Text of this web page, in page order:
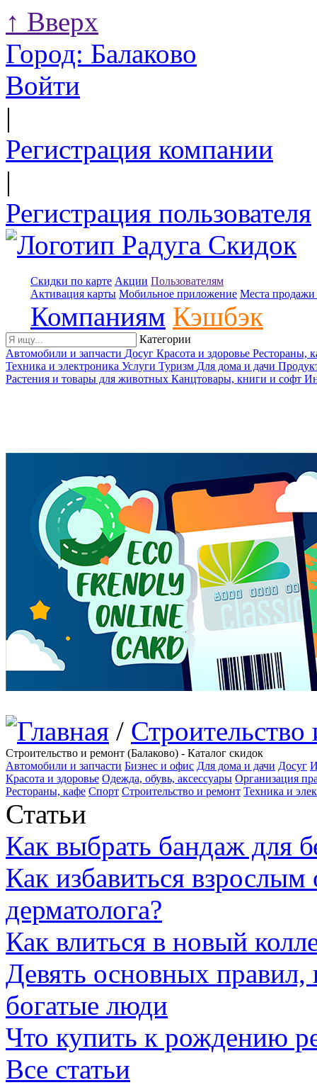
↑ Вверх
Город: Балаково
Войти
|
Регистрация компании
|
Регистрация пользователя
Скидки по карте Акции Пользователям
Активация карты Мобильное приложение Места продажи
Компаниям Кэшбэк
Категории
Автомобили и запчасти Досуг Красота и здоровье Рестораны,
Техника и электроника Услуги Туризм Для дома и дачи
Растения и товары для животных Канцтовары, книги и софт
/
Строительство и ремонт (Балаково) - Каталог скидок
Автомобили и запчасти Бизнес и офис Для дома и дачи Досуг
Красота и здоровье Одежда, обувь, аксессуары Организация
Рестораны, кафе Спорт Строительство и ремонт Техника и
Статьи
Как выбрать бандаж для
Как избавиться
дерматолога?
Как влиться в новый
Девять основных
богатые люди
Что купить к рождению
Все статьи